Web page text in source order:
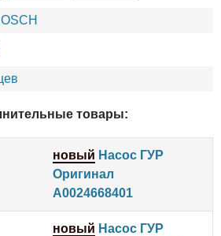
товары:
новый Насос ГУР
Оригинал
A0024668401
новый Насос ГУР